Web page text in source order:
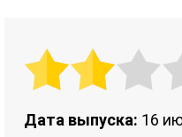
Дата выпуска: 16